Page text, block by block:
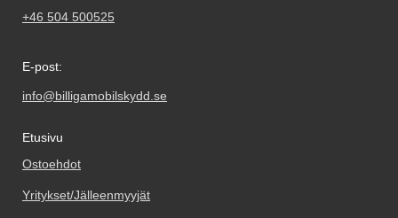
+46 504 500525
E-post:
info@billigamobilskydd.se
Etusivu
Ostoehdot
Yritykset/Jälleenmyyjät